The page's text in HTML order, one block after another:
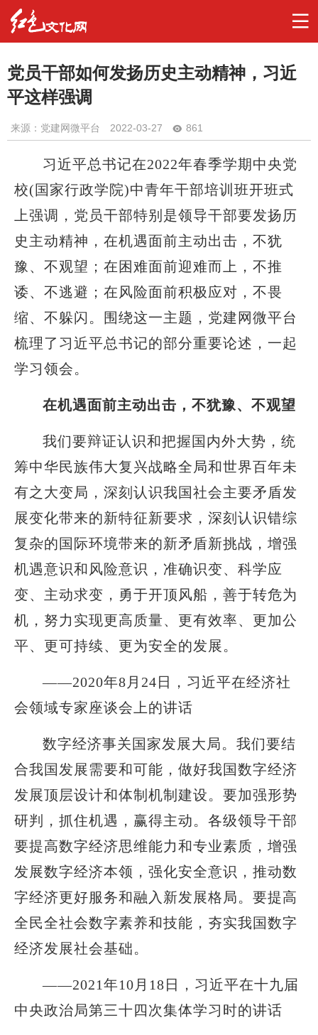
党员干部如何发扬历史主动精神，习近
平这样强调
来源：党建网微平台 2022-03-27 861
习近平总书记在2022年春季学期中央党
校(国家行政学院)中青年干部培训班开班式
上强调，党员干部特别是领导干部要发扬历
史主动精神，在机遇面前主动出击，不犹
豫、不观望；在困难面前迎难而上，不推
诿、不逃避；在风险面前积极应对，不畏
缩、不躲闪。围绕这一主题，党建网微平台
梳理了习近平总书记的部分重要论述，一起
学习领会。
在机遇面前主动出击，不犹豫、不观望
我们要辩证认识和把握国内外大势，统
筹中华民族伟大复兴战略全局和世界百年未
有之大变局，深刻认识我国社会主要矛盾发
展变化带来的新特征新要求，深刻认识错综
复杂的国际环境带来的新矛盾新挑战，增强
机遇意识和风险意识，准确识变、科学应
变、主动求变，勇于开顶风船，善于转危为
机，努力实现更高质量、更有效率、更加公
平、更可持续、更为安全的发展。
——2020年8月24日，习近平在经济社
会领域专家座谈会上的讲话
数字经济事关国家发展大局。我们要结
合我国发展需要和可能，做好我国数字经济
发展顶层设计和体制机制建设。要加强形势
研判，抓住机遇，赢得主动。各级领导干部
要提高数字经济思维能力和专业素质，增强
发展数字经济本领，强化安全意识，推动数
字经济更好服务和融入新发展格局。要提高
全民全社会数字素养和技能，夯实我国数字
经济发展社会基础。
——2021年10月18日，习近平在十九届
中央政治局第三十四次集体学习时的讲话